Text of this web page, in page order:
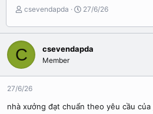
N
ư
ờ
i
k
i
t
csevendapda
N
à
b
u
27/6/26
C csevendapda
Member
27/6/26
nhà xưởng đạt chuẩn theo yêu cầu của